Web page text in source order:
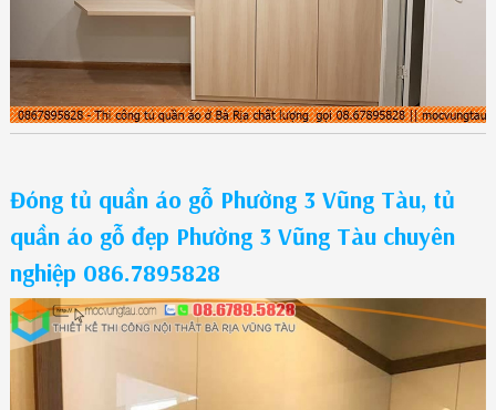
Đóng tủ quần áo gỗ Phường 3 Vũng Tàu, tủ
quần áo gỗ đẹp Phường 3 Vũng Tàu chuyên
nghiệp 086.7895828